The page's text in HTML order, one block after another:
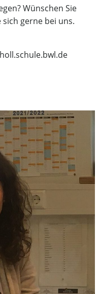
Wünschen Sie
gerne bei uns.